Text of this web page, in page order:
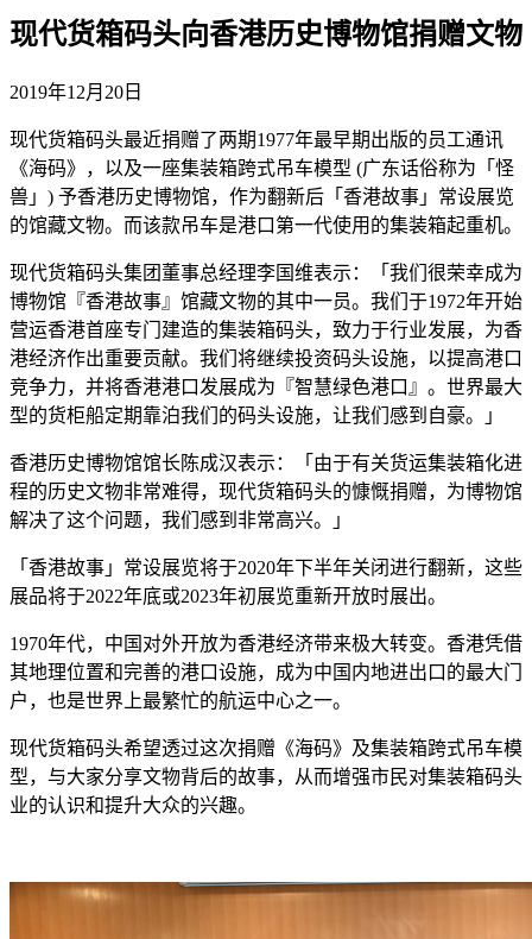
现代货箱码头向香港历史博物馆捐赠文物
2019年12月20日
现代货箱码头最近捐赠了两期1977年最早期出版的员工通讯
《海码》，以及一座集装箱跨式吊车模型 (广东话俗称为「怪
兽」) 予香港历史博物馆，作为翻新后「香港故事」常设展览
的馆藏文物。而该款吊车是港口第一代使用的集装箱起重机。
现代货箱码头集团董事总经理李国维表示：「我们很荣幸成为
博物馆『香港故事』馆藏文物的其中一员。我们于1972年开始
营运香港首座专门建造的集装箱码头，致力于行业发展，为香
港经济作出重要贡献。我们将继续投资码头设施，以提高港口
竞争力，并将香港港口发展成为『智慧绿色港口』。世界最大
型的货柜船定期靠泊我们的码头设施，让我们感到自豪。」
香港历史博物馆馆长陈成汉表示：「由于有关货运集装箱化进
程的历史文物非常难得，现代货箱码头的慷慨捐赠，为博物馆
解决了这个问题，我们感到非常高兴。」
「香港故事」常设展览将于2020年下半年关闭进行翻新，这些
展品将于2022年底或2023年初展览重新开放时展出。
1970年代，中国对外开放为香港经济带来极大转变。香港凭借
其地理位置和完善的港口设施，成为中国内地进出口的最大门
户，也是世界上最繁忙的航运中心之一。
现代货箱码头希望透过这次捐赠《海码》及集装箱跨式吊车模
型，与大家分享文物背后的故事，从而增强市民对集装箱码头
业的认识和提升大众的兴趣。